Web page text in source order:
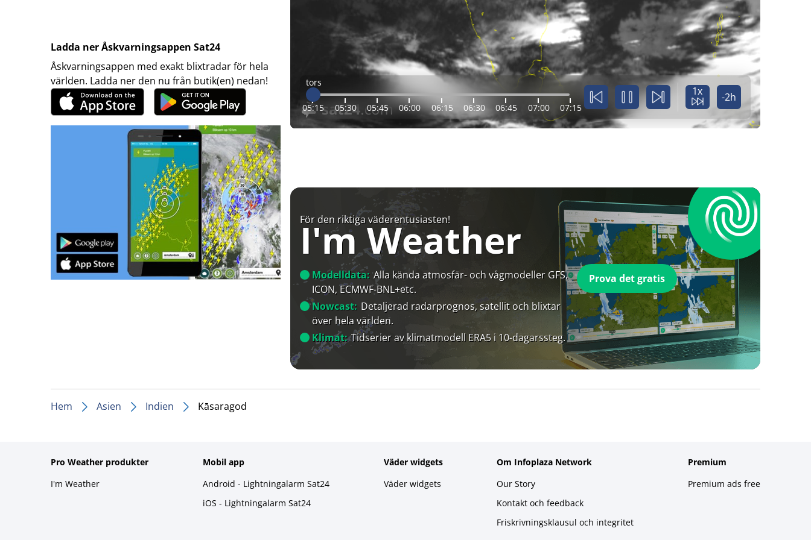
Ladda ner Åskvarningsappen Sat24
Åskvarningsappen med exakt blixtradar för hela
världen. Ladda ner den nu från butik(en) nedan!
tors
05:15 05:30 05:45 06:00 06:15 06:30 06:45 07:00 07:15
1x -2h
För den riktiga väderentusiasten!
I'm Weather
Modelldata: Alla kända atmosfär- och vågmodeller GFS,
ICON, ECMWF-BNL+etc.
Nowcast: Detaljerad radarprognos, satellit och blixtar
över hela världen.
Klimat: Tidserier av klimatmodell ERA5 i 10-dagarssteg.
Prova det gratis
Hem Asien Indien Kāsaragod
Pro Weather produkter
I'm Weather
Mobil app
Android - Lightningalarm Sat24
iOS - Lightningalarm Sat24
Väder widgets
Väder widgets
Om Infoplaza Network
Our Story
Kontakt och feedback
Friskrivningsklausul och integritet
Premium
Premium ads free